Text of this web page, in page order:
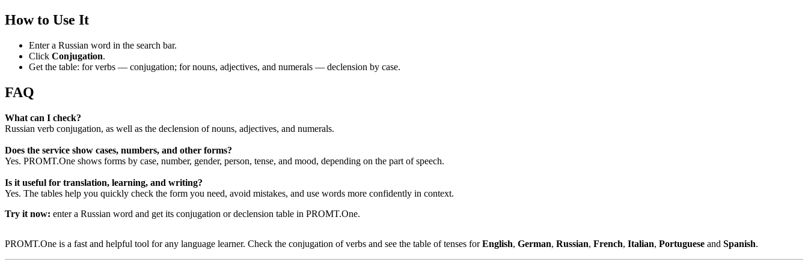
How to Use It
Enter a Russian word in the search bar.
Click Conjugation.
Get the table: for verbs — conjugation; for nouns, adjectives, and numerals — declension by case.
FAQ
What can I check?
Russian verb conjugation, as well as the declension of nouns, adjectives, and numerals.
Does the service show cases, numbers, and other forms?
Yes. PROMT.One shows forms by case, number, gender, person, tense, and mood, depending on the part of speech.
Is it useful for translation, learning, and writing?
Yes. The tables help you quickly check the form you need, avoid mistakes, and use words more confidently in context.
Try it now: enter a Russian word and get its conjugation or declension table in PROMT.One.
PROMT.One is a fast and helpful tool for any language learner. Check the conjugation of verbs and see the table of tenses forEnglish, German, Russian, French, Italian, Portuguese and Spanish.